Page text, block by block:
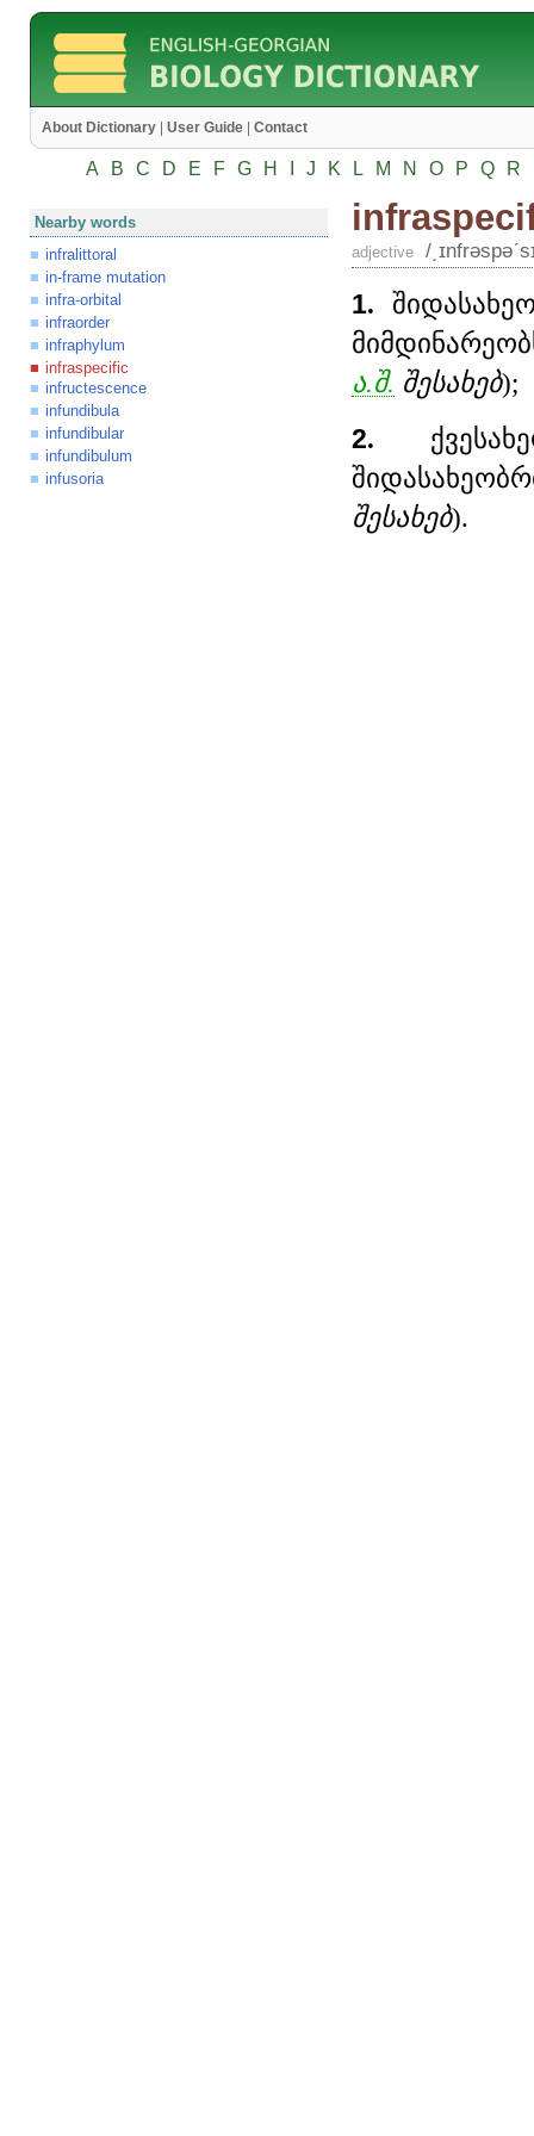
About Dictionary User Guide Contact
A B C D E F G H J K L M N O P Q R
Nearby words
infralittoral
in-frame mutation
infra-orbital
infraorder
infraphylum
infraspecific
infructescence
infundibula
infundibular
infundibulum
infusoria
adjective /
1.
ა.შ. შესახებ);
2.
შესახებ).